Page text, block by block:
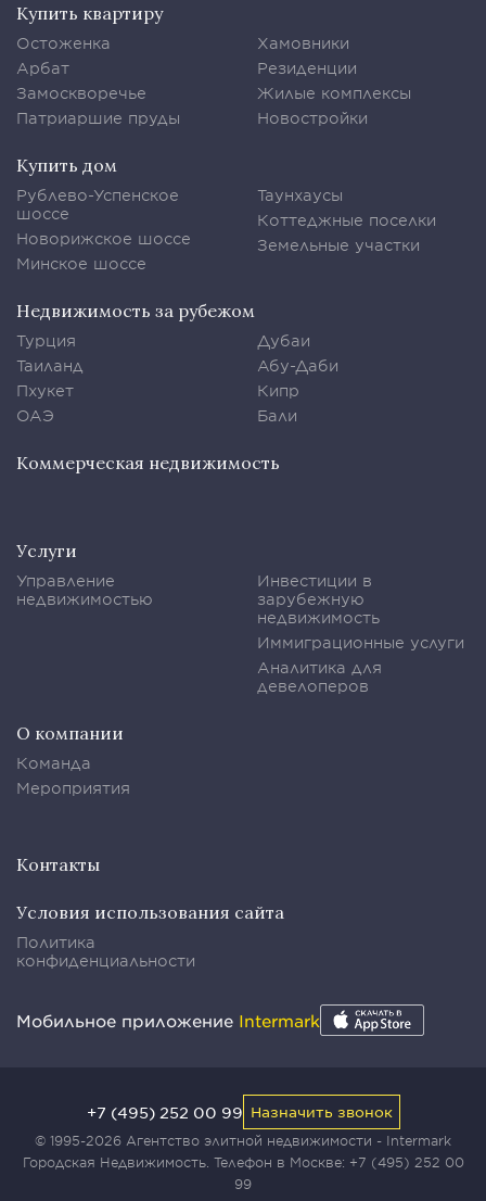
Купить квартиру
Остоженка
Арбат
Замоскворечье
Патриаршие пруды
Хамовники
Резиденции
Жилые комплексы
Новостройки
Купить дом
Рублево-Успенское
шоссе
Новорижское шоссе
Минское шоссе
Таунхаусы
Коттеджные поселки
Земельные участки
Недвижимость за рубежом
Турция
Таиланд
Пхукет
ОАЭ
Дубаи
Абу-Даби
Кипр
Бали
Коммерческая недвижимость
Услуги
Управление
недвижимостью
Инвестиции в
зарубежную
недвижимость
Иммиграционные услуги
Аналитика для
девелоперов
О компании
Команда
Мероприятия
Контакты
Условия использования сайта
Политика
конфиденциальности
Мобильное приложение Intermark
© 1995-2026 Агентство элитной недвижимости - Intermark
Городская Недвижимость. Телефон в Москве: +7 (495) 252 00
99
+7 (495) 252 00 99 Назначить звонок